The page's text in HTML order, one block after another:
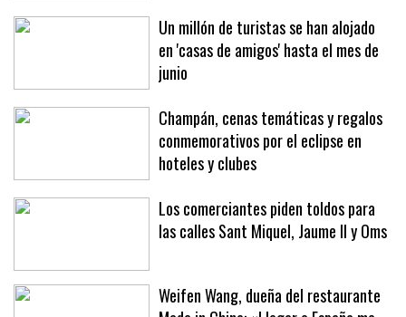
para residentes
Un millón de turistas se han alojado
en 'casas de amigos' hasta el mes de
junio
Champán, cenas temáticas y regalos
conmemorativos por el eclipse en
hoteles y clubes
Los comerciantes piden toldos para